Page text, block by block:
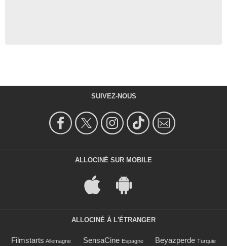
SUIVEZ-NOUS
ALLOCINÉ SUR MOBILE
ALLOCINÉ À L'ÉTRANGER
Filmstarts Allemagne SensaCine Espagne Beyazperde Turquie